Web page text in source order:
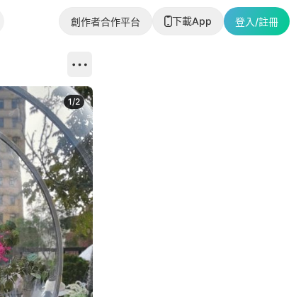
創作者合作平台 下載App 登入/註冊
1/2